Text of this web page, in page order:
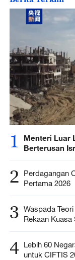
1
Menteri Luar
Berterusan
2
Perdagangan
Pertama 2026
3 Waspada
Rekaan
4 Lebih 60
untuk CIFTIS